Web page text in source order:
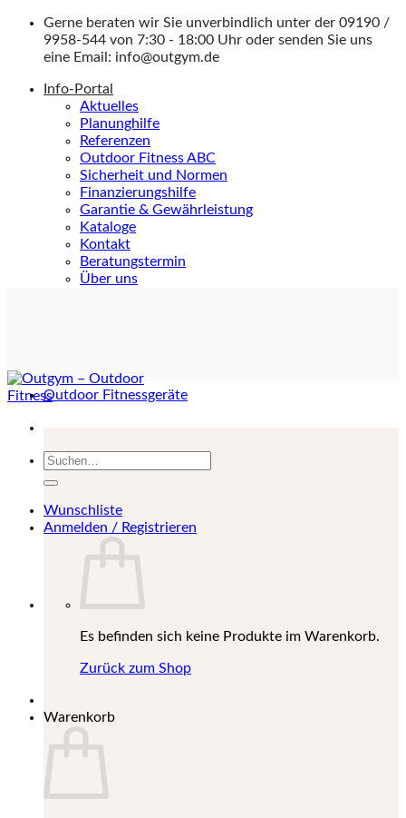
Zum
springen
Gerne beraten wir Sie unverbindlich unter der 09190 /
9958-544 von 7:30 - 18:00 Uhr oder senden Sie uns
eine Email: info@outgym.de
Info-Portal
Aktuelles
Planunghilfe
Referenzen
Outdoor Fitness ABC
Sicherheit und Normen
Finanzierungshilfe
Garantie & Gewährleistung
Kataloge
Kontakt
Beratungstermin
Über uns
Suchen
Wunschliste
Anmelden / Registrieren
Es befinden sich keine Produkte im Warenkorb.
Zurück zum Shop
Warenkorb
Outdoor Fitnessgeräte